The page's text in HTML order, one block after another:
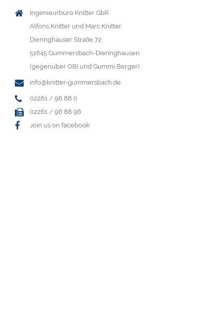
Ingenieurbüro Knitter GbR
Alfons Knitter und Marc Knitter
Dieringhauser Straße 72
51645 Gummersbach-Dieringhausen
(gegenüber OBI und Gummi Berger)
info@knitter-gummersbach.de
02261 / 96 88 0
02261 / 96 88 96
Join us on facebook